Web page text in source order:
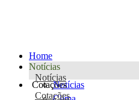
Home
Notícias
Notícias
Notícias
Cotações
Cotações